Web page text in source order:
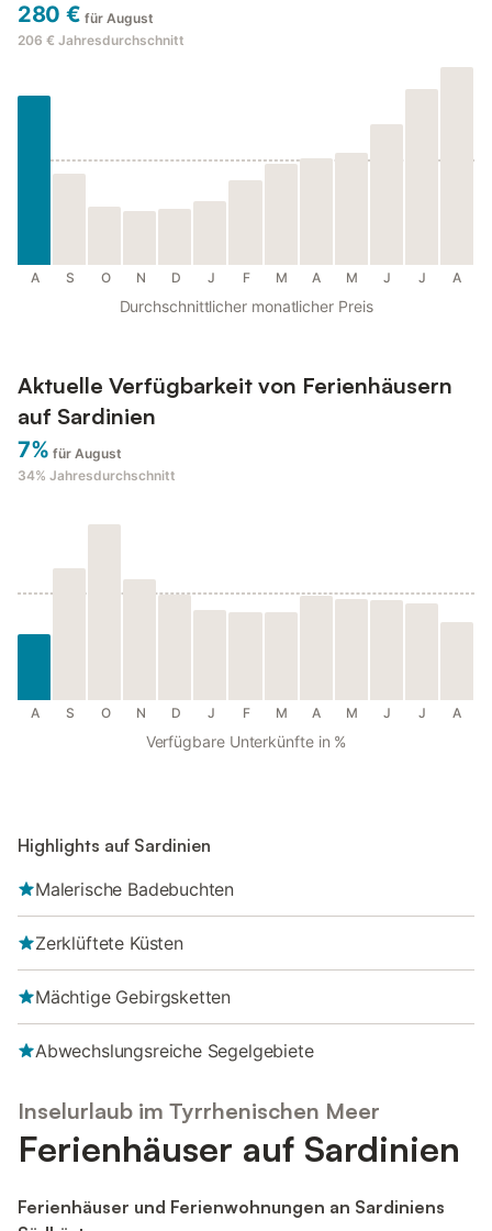
280 € für August
206 € Jahresdurchschnitt
A S O N D J F M A M J J A
Durchschnittlicher monatlicher Preis
Aktuelle Verfügbarkeit von Ferienhäusern
auf Sardinien
7% für August
34% Jahresdurchschnitt
A S O N D J F M A M J J A
Verfügbare Unterkünfte in %
Highlights auf Sardinien
Malerische Badebuchten
Zerklüftete Küsten
Mächtige Gebirgsketten
Abwechslungsreiche Segelgebiete
Inselurlaub im Tyrrhenischen Meer
Ferienhäuser auf Sardinien
Ferienhäuser und Ferienwohnungen an Sardiniens